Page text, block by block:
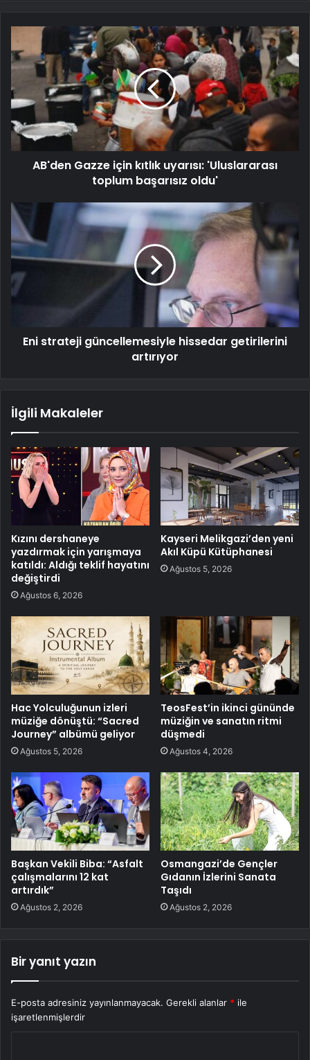
AB'den Gazze için kıtlık uyarısı: 'Uluslararası
toplum başarısız oldu'
Eni strateji güncellemesiyle hissedar getirilerini
artırıyor
İlgili Makaleler
Kızını dershaneye
yazdırmak için yarışmaya
katıldı: Aldığı teklif hayatını
değiştirdi
Ağustos 6, 2026
Kayseri Melikgazi’den yeni
Akıl Küpü Kütüphanesi
Ağustos 5, 2026
Hac Yolculuğunun izleri
müziğe dönüştü: “Sacred
Journey” albümü geliyor
Ağustos 5, 2026
TeosFest’in ikinci gününde
müziğin ve sanatın ritmi
düşmedi
Ağustos 4, 2026
Başkan Vekili Biba: “Asfalt
çalışmalarını 12 kat
artırdık”
Ağustos 2, 2026
Osmangazi’de Gençler
Gıdanın İzlerini Sanata
Taşıdı
Ağustos 2, 2026
Bir yanıt yazın
E-posta adresiniz yayınlanmayacak. Gerekli alanlar * ile
işaretlenmişlerdir